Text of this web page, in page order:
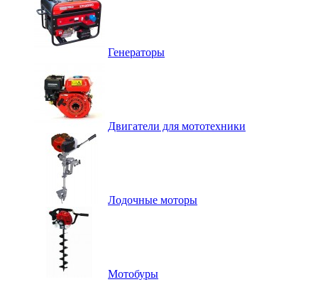
Генераторы
Двигатели для мототехники
Лодочные моторы
Мотобуры